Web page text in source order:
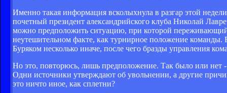
Именно такая информация всколыхнула в разгар этой
почетный президент александрийского клуба Николай
можно предположить ситуацию, при которой переживающий
неутешительном факте, как турнирное положение
Буряком несколько иначе, после чего бразды управления
Но это, повторюсь, лишь предположение. Так было или нет
Одни источники утверждают об увольнении, а другие
это ничто иное, как сплетни?